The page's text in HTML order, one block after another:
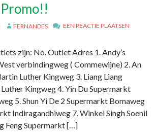
FERNANDES EEN REACTIE PLAATSEN
zijn: No. Outlet Adres 1. Andy’s
verbindingweg ( Commewijne) 2. An
Luther Kingweg 3. Liang Liang
Kingweg 4. Yin Du Supermarkt
5. Shun Yi De 2 Supermarkt Bomaweg
Indiragandhiweg 7. Winkel Singh Soenil
Feng Supermarkt […]